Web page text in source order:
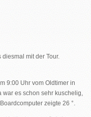
mit der Tour.
9:00 Uhr vom Oldtimer in
war es schon sehr kuschelig,
zeigte 26 °.